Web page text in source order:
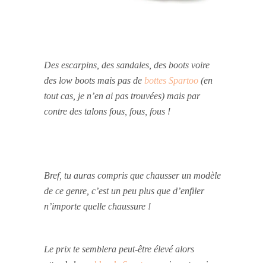
Des escarpins, des sandales, des boots voire
des low boots mais pas de bottes Spartoo (en
tout cas, je n’en ai pas trouvées) mais par
contre des talons fous, fous, fous !
Bref, tu auras compris que chausser un modèle
de ce genre, c’est un peu plus que d’enfiler
n’importe quelle chaussure !
Le prix te semblera peut-être élevé alors